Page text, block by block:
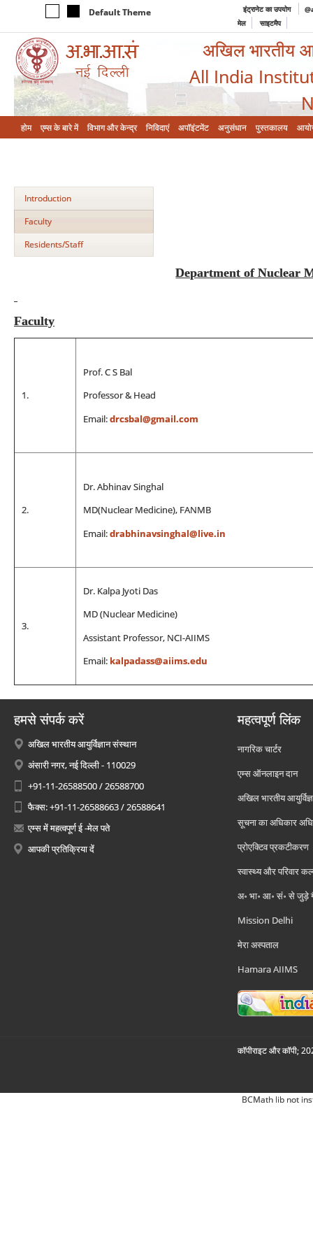
Default Theme इंट्रानेट का उपयोग
मेल
साइटमैप
अखिल भारतीय
All India
होम एम्‍स के बारे में विभाग और केन्‍द्र निविदाएं अपॉइंटमेंट अनुसंधान पुस्तकालय
Introduction
Faculty
Residents/Staff
Department of Nuclear
Faculty
1.
Prof. C S Bal
Professor & Head
Email:drcsbal@gmail.com
2.
Dr. Abhinav Singhal
MD(Nuclear Medicine), FANMB
Email:drabhinavsinghal@live.in
3.
Dr. Kalpa Jyoti Das
MD (Nuclear Medicine)
Assistant Professor, NCI-AIIMS
Email: kalpadass@aiims.edu
हमसे संपर्क करें
अखिल भारतीय आयुर्विज्ञान संस्थान
अंसारी नगर, नई दिल्ली - 110029
+91-11-26588500 / 26588700
फैक्स: +91-11-26588663 / 26588641
एम्स में महत्वपूर्ण ई -मेल पते
आपकी प्रतिक्रिया दें
महत्वपूर्ण लिंक
नागरिक चार्टर
एम्स ऑनलाइन दान
अखिल भारतीय
सूचना का अधिकार
प्रोएक्टिव प्रकटीकरण
स्वास्थ्य और परिवार
अ॰ भा॰ आ॰ सं॰ से जुड़े
Mission Delhi
मेरा अस्पताल
Hamara AIIMS
कॉपीराइट और कॉपी;
BCMath lib not